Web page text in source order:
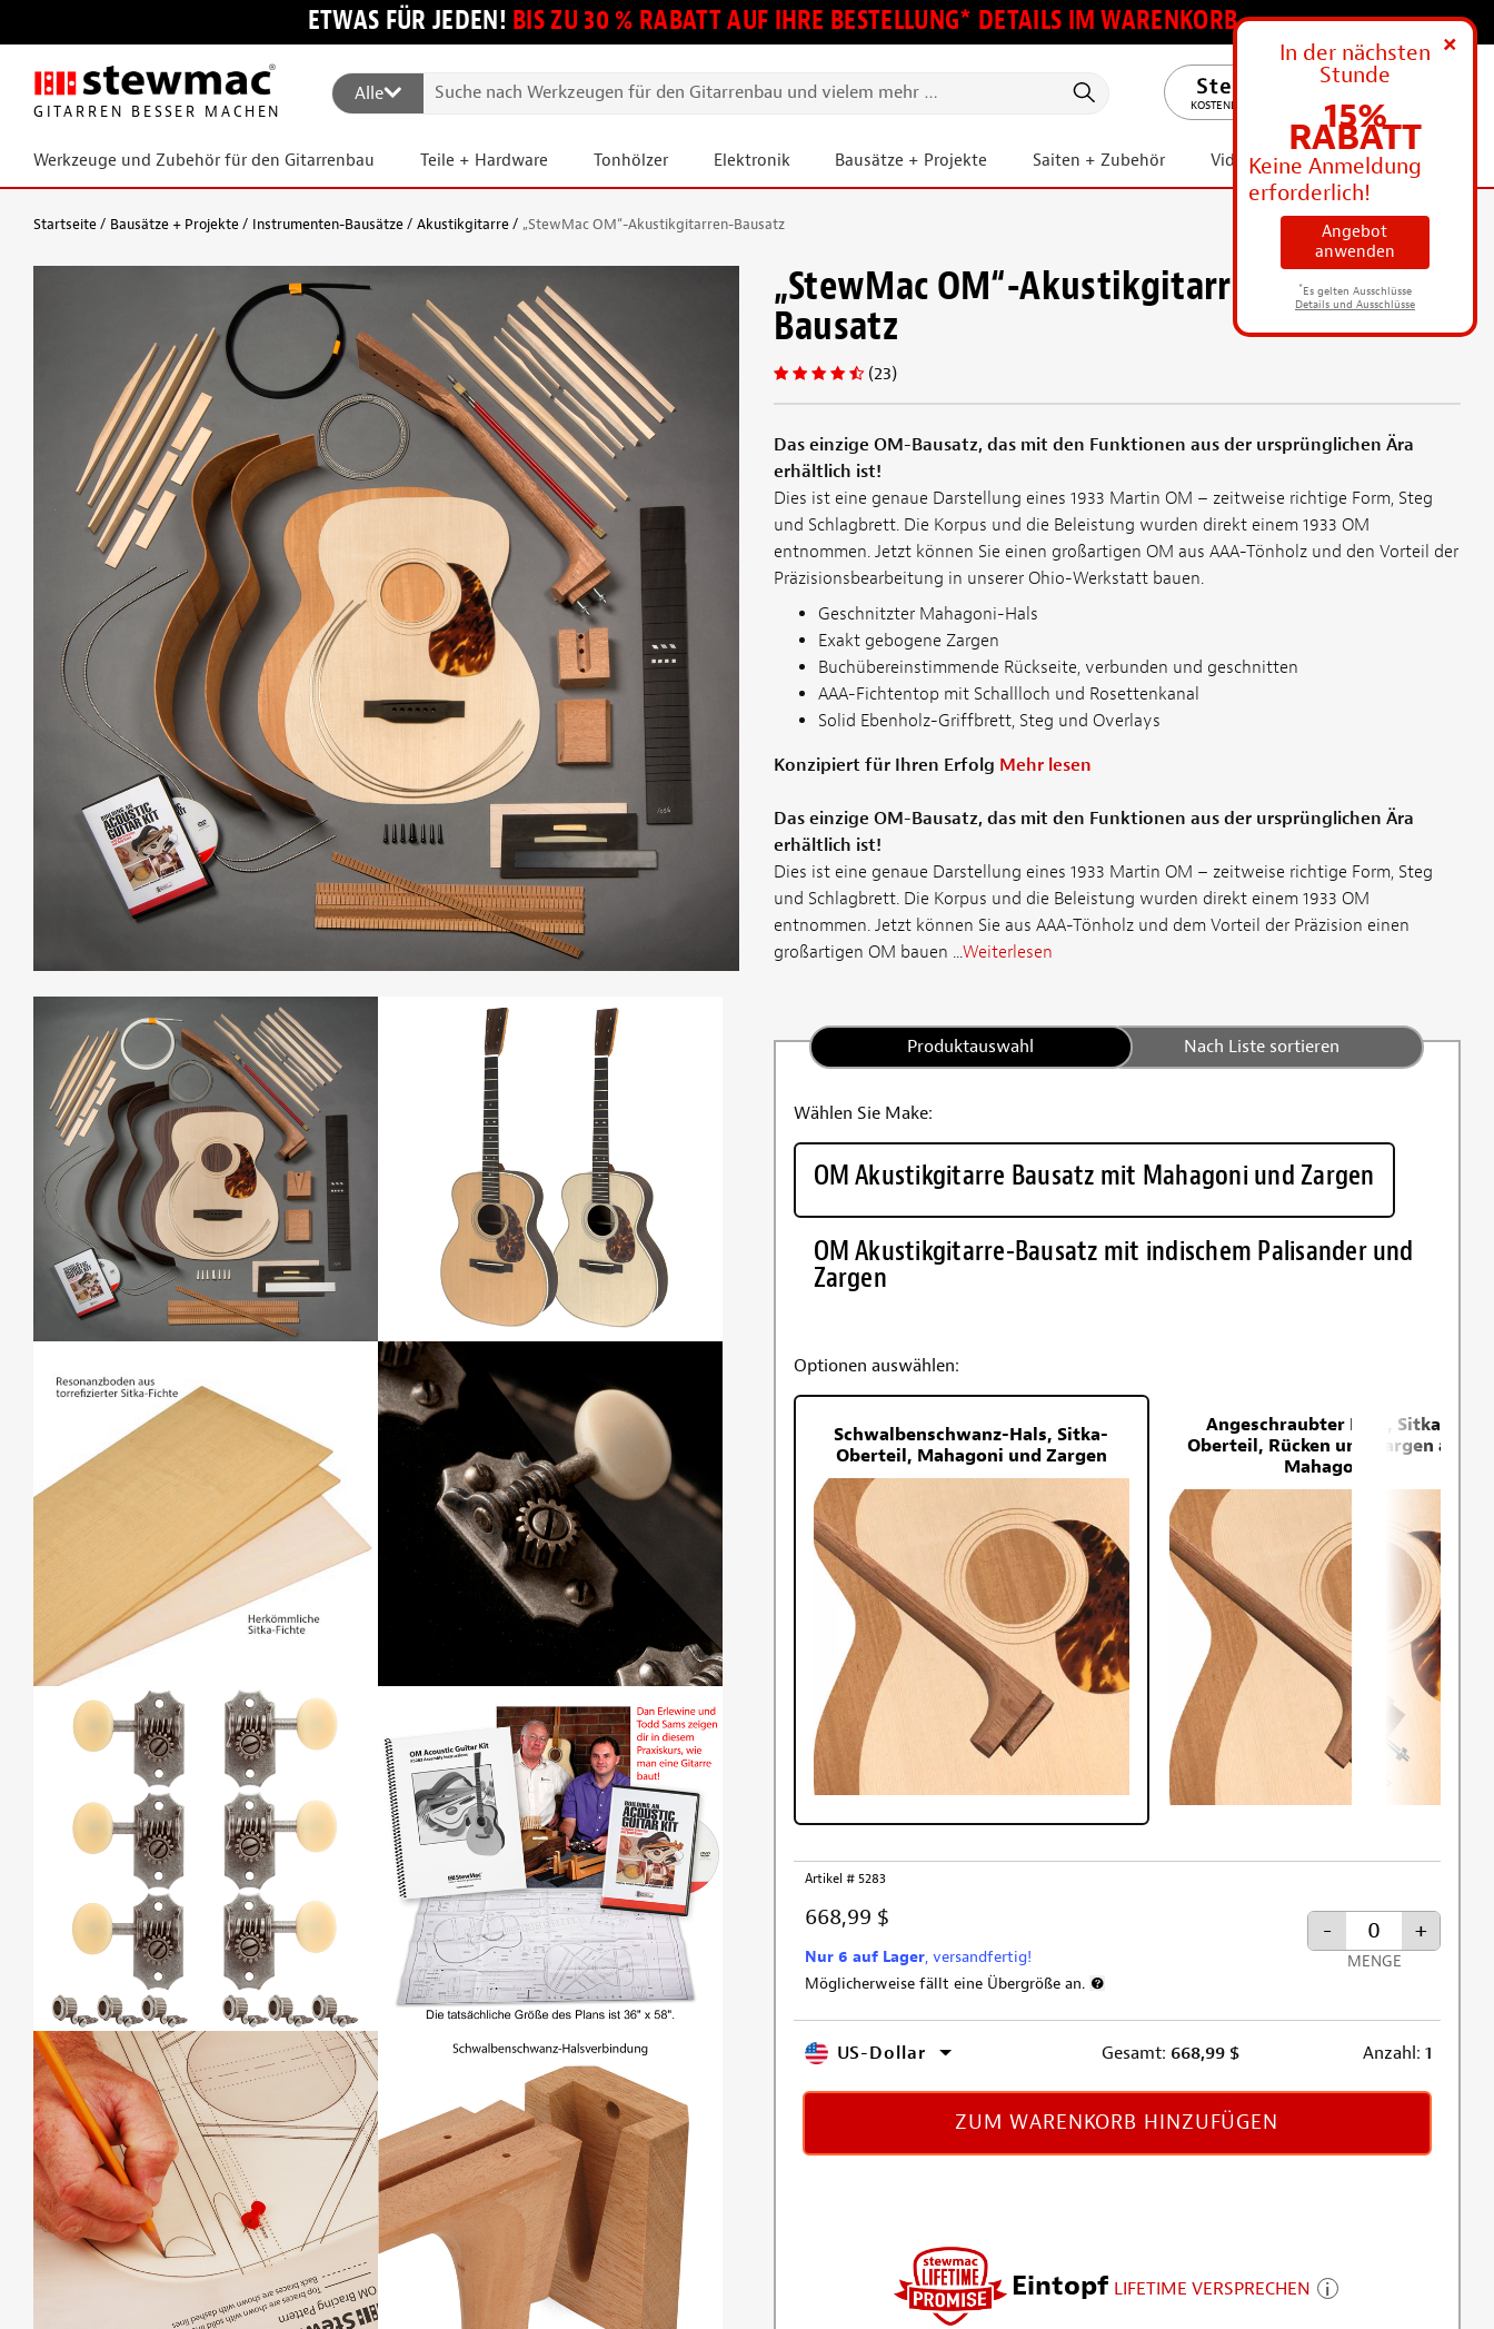
+
In der nächsten
Stunde
15%
RABATT
Keine Anmeldung
erforderlich!
Angebot
anwenden
*Es gelten Ausschlüsse
Details und Ausschlüsse
ETWAS FÜR JEDEN! BIS ZU 30 % RABATT AUF IHRE BESTELLUNG* DETAILS IM WARENKORBANZEIGEN
GITARREN BESSER MACHEN
Alle
KOSTENLOSER VERSAND
DE
Werkzeuge und Zubehör für den Gitarrenbau Teile + Hardware Tonhölzer Elektronik Bausätze + Projekte Saiten + Zubehör Videos + Ideen ANGEBOTE
Startseite Bausätze + Projekte Instrumenten-Bausätze Akustikgitarre „StewMac OM“-Akustikgitarren-Bausatz
„StewMac OM“-Akustikgitarren-
Bausatz
(23)
Das einzige OM-Bausatz, das mit den Funktionen aus der ursprünglichen Ära
erhältlich ist!
Dies ist eine genaue Darstellung eines 1933 Martin OM – zeitweise richtige Form, Steg
und Schlagbrett. Die Korpus und die Beleistung wurden direkt einem 1933 OM
entnommen. Jetzt können Sie einen großartigen OM aus AAA-Tönholz und den Vorteil der
Präzisionsbearbeitung in unserer Ohio-Werkstatt bauen.
Geschnitzter Mahagoni-Hals
Exakt gebogene Zargen
Buchübereinstimmende Rückseite, verbunden und geschnitten
AAA-Fichtentop mit Schallloch und Rosettenkanal
Solid Ebenholz-Griffbrett, Steg und Overlays
Konzipiert für Ihren Erfolg Mehr lesen
Das einzige OM-Bausatz, das mit den Funktionen aus der ursprünglichen Ära
erhältlich ist!
Dies ist eine genaue Darstellung eines 1933 Martin OM – zeitweise richtige Form, Steg
und Schlagbrett. Die Korpus und die Beleistung wurden direkt einem 1933 OM
entnommen. Jetzt können Sie aus AAA-Tönholz und dem Vorteil der Präzision einen
großartigen OM bauen ...Weiterlesen
Produktauswahl Nach Liste sortieren
Wählen Sie Make:
OM Akustikgitarre Bausatz mit Mahagoni und Zargen
OM Akustikgitarre-Bausatz mit indischem Palisander und
Zargen
Optionen auswählen:
Schwalbenschwanz-Hals, Sitka-
Oberteil, Mahagoni und Zargen
Angeschraubter Hals, Sitka-
Oberteil, Rücken und Zargen aus
Mahagoni
Artikel # 5283
668,99 $
Nur 6 auf Lager, versandfertig!
Möglicherweise fällt eine Übergröße an.
- +
MENGE
US-Dollar Gesamt: 668,99 $ Anzahl: 1
ZUM WARENKORB HINZUFÜGEN
Eintopf LIFETIME VERSPRECHEN